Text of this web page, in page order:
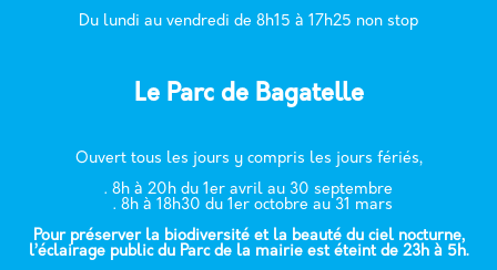
Du lundi au vendredi de 8h15 à 17h25 non stop
Le Parc de Bagatelle
Ouvert tous les jours y compris les jours fériés,
. 8h à 20h du 1er avril au 30 septembre
. 8h à 18h30 du 1er octobre au 31 mars
Pour préserver la biodiversité et la beauté du ciel nocturne,
l’éclairage public du Parc de la mairie est éteint de 23h à 5h.